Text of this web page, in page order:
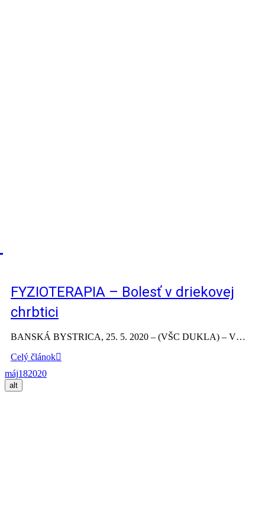
FYZIOTERAPIA – Bolesť v driekovej
chrbtici
BANSKÁ BYSTRICA, 25. 5. 2020 – (VŠC DUKLA) – V…
Celý článok
máj182020
alt